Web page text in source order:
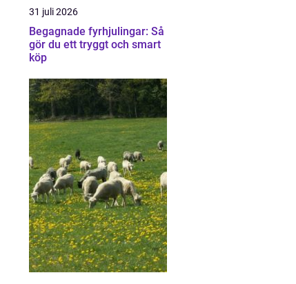
31 juli 2026
Begagnade fyrhjulingar: Så
gör du ett tryggt och smart
köp